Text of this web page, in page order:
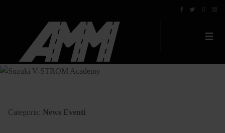
Categoria: News Eventi